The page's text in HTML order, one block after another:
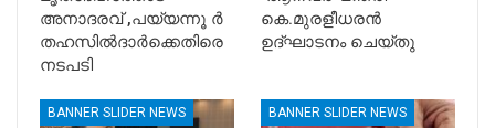
അനാദരവ് ,പയ്യന്നൂ ർ
തഹസിൽദാർക്കെതിരെ
നടപടി
കെ.മുരളീധരന്‍
ഉദ്ഘാടനം ചെയ്തു
BANNER SLIDER NEWS BANNER SLIDER NEWS